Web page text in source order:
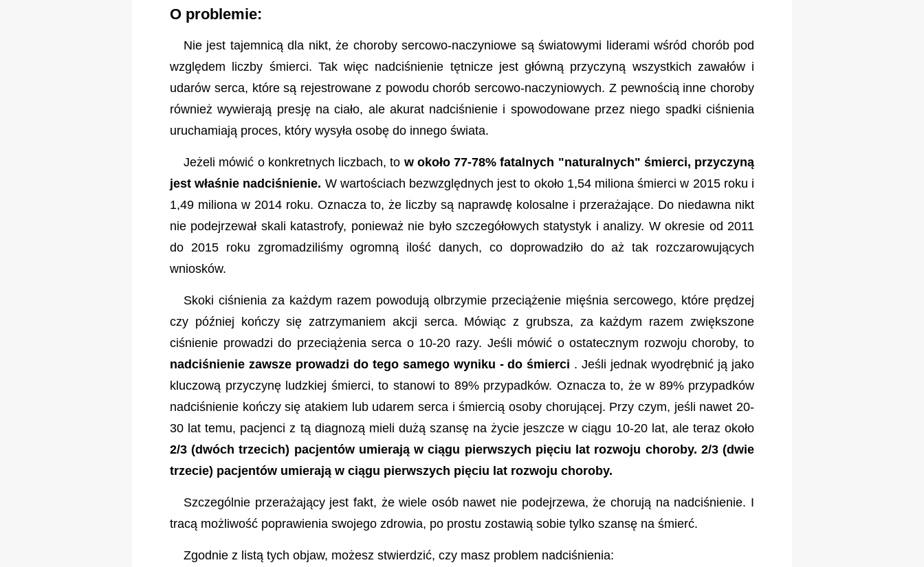
O problemie:
Nie jest tajemnicą dla nikt, że choroby sercowo-naczyniowe są światowymi liderami wśród chorób pod
względem liczby śmierci. Tak więc nadciśnienie tętnicze jest główną przyczyną wszystkich zawałów i
udarów serca, które są rejestrowane z powodu chorób sercowo-naczyniowych. Z pewnością inne choroby
również wywierają presję na ciało, ale akurat nadciśnienie i spowodowane przez niego spadki ciśnienia
uruchamiają proces, który wysyła osobę do innego świata.
Jeżeli mówić o konkretnych liczbach, to w około 77-78% fatalnych "naturalnych" śmierci, przyczyną
jest właśnie nadciśnienie. W wartościach bezwzględnych jest to około 1,54 miliona śmierci w 2015 roku i
1,49 miliona w 2014 roku. Oznacza to, że liczby są naprawdę kolosalne i przerażające. Do niedawna nikt
nie podejrzewał skali katastrofy, ponieważ nie było szczegółowych statystyk i analizy. W okresie od 2011
do 2015 roku zgromadziliśmy ogromną ilość danych, co doprowadziło do aż tak rozczarowujących
wniosków.
Skoki ciśnienia za każdym razem powodują olbrzymie przeciążenie mięśnia sercowego, które prędzej
czy później kończy się zatrzymaniem akcji serca. Mówiąc z grubsza, za każdym razem zwiększone
ciśnienie prowadzi do przeciążenia serca o 10-20 razy. Jeśli mówić o ostatecznym rozwoju choroby, to
nadciśnienie zawsze prowadzi do tego samego wyniku - do śmierci .Jeśli jednak wyodrębnić ją jako
kluczową przyczynę ludzkiej śmierci, to stanowi to 89% przypadków. Oznacza to, że w 89% przypadków
nadciśnienie kończy się atakiem lub udarem serca i śmiercią osoby chorującej. Przy czym, jeśli nawet 20-
30 lat temu, pacjenci z tą diagnozą mieli dużą szansę na życie jeszcze w ciągu 10-20 lat, ale teraz około
2/3 (dwóch trzecich) pacjentów umierają w ciągu pierwszych pięciu lat rozwoju choroby. 2/3 (dwie
trzecie) pacjentów umierają w ciągu pierwszych pięciu lat rozwoju choroby.
Szczególnie przerażający jest fakt, że wiele osób nawet nie podejrzewa, że chorują na nadciśnienie. I
tracą możliwość poprawienia swojego zdrowia, po prostu zostawią sobie tylko szansę na śmierć.
Zgodnie z listą tych objaw, możesz stwierdzić, czy masz problem nadciśnienia: